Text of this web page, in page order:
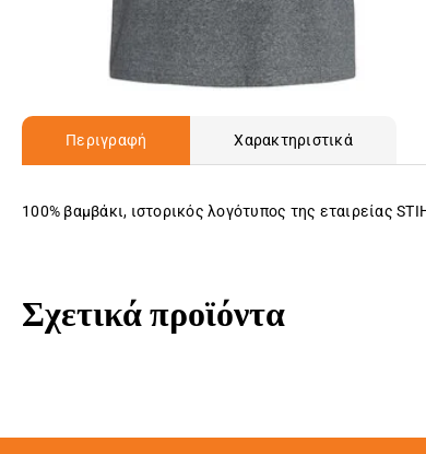
Περιγραφή Χαρακτηριστικά
100% βαμβάκι, ιστορικός λογότυπος της εταιρείας
Σχετικά προϊόντα